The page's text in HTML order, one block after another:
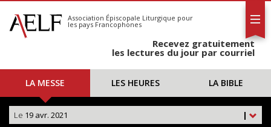
S'abonner
Calendrier
Association Épiscopale Liturgique pour
les pays Francophones
Recevez gratuitement
les lectures du jour par courriel
LA MESSE LES HEURES LA BIBLE
|
Le 19 avr. 2021